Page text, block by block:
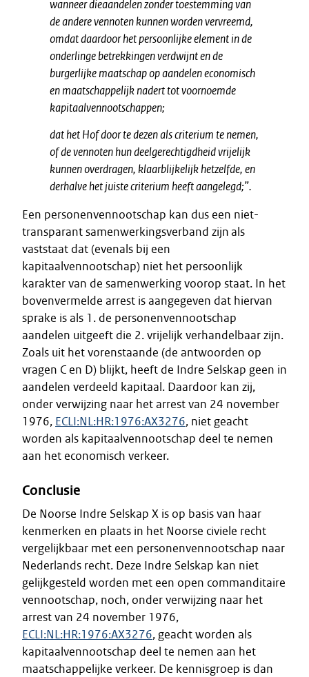
wanneer dieaandelen zonder toestemming van
de andere vennoten kunnen worden vervreemd,
omdat daardoor het persoonlijke element in de
onderlinge betrekkingen verdwijnt en de
burgerlijke maatschap op aandelen economisch
en maatschappelijk nadert tot voornoemde
kapitaalvennootschappen;
dat het Hof door te dezen als criterium te nemen,
of de vennoten hun deelgerechtigdheid vrijelijk
kunnen overdragen, klaarblijkelijk hetzelfde, en
derhalve het juiste criterium heeft aangelegd;”.
Een personenvennootschap kan dus een niet-
transparant samenwerkingsverband zijnals
vaststaat dat (evenals bij een
kapitaalvennootschap) niet het persoonlijk
karakter van de samenwerking voorop staat. In het
bovenvermelde arrest is aangegeven dat hiervan
sprake is als 1. de personenvennootschap
aandelen uitgeeft die 2. vrijelijk verhandelbaar zijn.
Zoals uit het vorenstaande (de antwoorden op
vragen C en D) blijkt, heeft de Indre Selskap geen in
aandelen verdeeld kapitaal. Daardoor kan zij,
onder verwijzing naar het arrest van 24 november
1976, ECLI:NL:HR:1976:AX3276, niet geacht
worden als kapitaalvennootschap deel te nemen
aan het economisch verkeer.
Conclusie
De Noorse Indre Selskap X is op basis van haar
kenmerken en plaats in het Noorse civiele recht
vergelijkbaar met een personenvennootschap naar
Nederlands recht. Deze Indre Selskap kan niet
gelijkgesteld worden met een open commanditaire
vennootschap, noch, onder verwijzing naar het
arrest van 24 november 1976,
ECLI:NL:HR:1976:AX3276, geacht worden als
kapitaalvennootschap deel te nemen aan het
maatschappelijke verkeer. De kennisgroep is dan